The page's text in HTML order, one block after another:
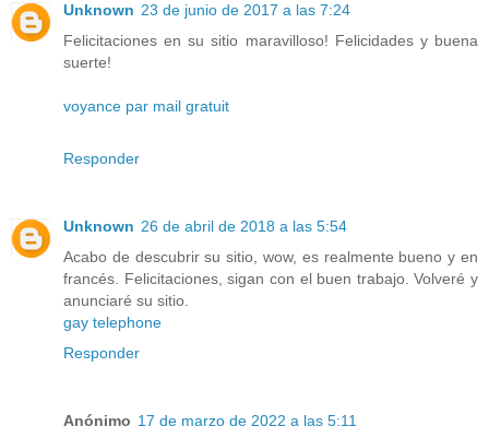
Unknown 23 de junio de 2017 a las 7:24
Felicitaciones en su sitio maravilloso! Felicidades y buena
suerte!
voyance par mail gratuit
Responder
Unknown 26 de abril de 2018 a las 5:54
Acabo de descubrir su sitio, wow, es realmente bueno y en
francés. Felicitaciones, sigan con el buen trabajo. Volveré y
anunciaré su sitio.
gay telephone
Responder
Anónimo 17 de marzo de 2022 a las 5:11